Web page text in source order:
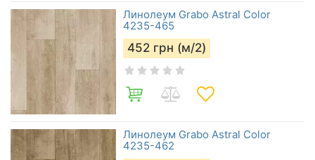
Линолеум Grabo Astral Color
4235-465
452 грн (м/2)
Линолеум Grabo Astral Color
4235-462